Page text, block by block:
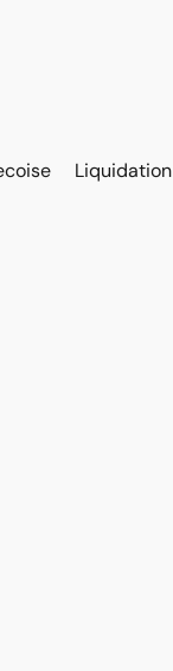
Liquidation